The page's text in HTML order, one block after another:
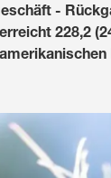
-
228,2